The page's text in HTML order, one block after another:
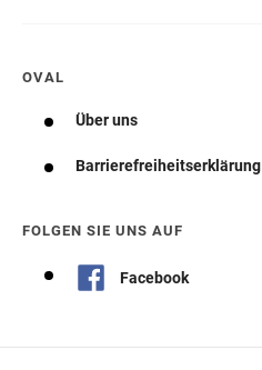
OVAL
Über uns
Barrierefreiheitserklärung
FOLGEN SIE UNS AUF
Facebook